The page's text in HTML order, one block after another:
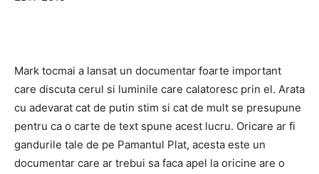
Mark tocmai a lansat un documentar foarte important
care discuta cerul si luminile care calatoresc prin el. Arata
cu adevarat cat de putin stim si cat de mult se presupune
pentru ca o carte de text spune acest lucru. Oricare ar fi
gandurile tale de pe Pamantul Plat, acesta este un
documentar care ar trebui sa faca apel la oricine are o